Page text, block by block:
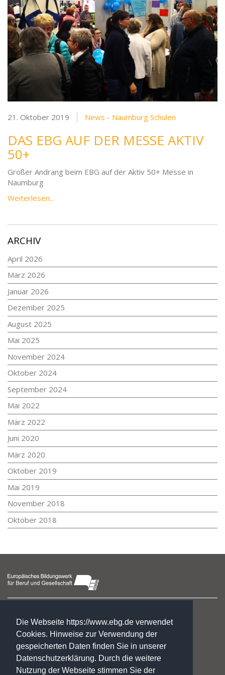
Die Webseite https://www.ebg.de verwendet
Cookies. Hinweise zur Verwendung der
gespeicherten Daten finden Sie in unserer
Datenschutzerklärung. Durch die weitere
Nutzung der Webseite stimmen Sie der
21. Oktober 2019 News - Naumburg Schulen
DAS EBG AUF DER MESSE AKTIV
50+
Großer Andrang beim EBG auf der Aktiv 50+ Messe in
Naumburg
Weiterlesen...
ARCHIV
April 2026
März 2026
Januar 2026
Dezember 2025
August 2025
Mai 2025
November 2024
Oktober 2024
September 2024
Mai 2022
März 2022
Juni 2020
März 2020
Oktober 2019
Mai 2019
November 2018
Oktober 2018
Jakobsring 4a
06618 Naumburg/Saale
Telefon: +49 34 45. 6 59 72 37
Telefax: +49 34 45. 6 59 01 59
fs-naumburg@ebg.de